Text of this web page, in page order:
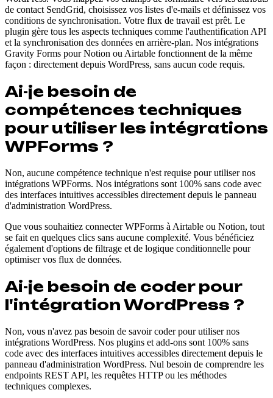
de contact SendGrid, choisissez vos listes d'e-mails et définissez vos
conditions de synchronisation. Votre flux de travail est prêt. Le
plugin gère tous les aspects techniques comme l'authentification API
et la synchronisation des données en arrière-plan. Nos intégrations
Gravity Forms pour Notion ou Airtable fonctionnent de la même
façon : directement depuis WordPress, sans aucun code requis.
Ai-je besoin de
compétences techniques
pour utiliser les intégrations
WPForms ?
Non, aucune compétence technique n'est requise pour utiliser nos
intégrations WPForms. Nos intégrations sont 100% sans code avec
des interfaces intuitives accessibles directement depuis le panneau
d'administration WordPress.
Que vous souhaitiez connecter WPForms à Airtable ou Notion, tout
se fait en quelques clics sans aucune complexité. Vous bénéficiez
également d'options de filtrage et de logique conditionnelle pour
optimiser vos flux de données.
Ai-je besoin de coder pour
l'intégration WordPress ?
Non, vous n'avez pas besoin de savoir coder pour utiliser nos
intégrations WordPress. Nos plugins et add-ons sont 100% sans
code avec des interfaces intuitives accessibles directement depuis le
panneau d'administration WordPress. Nul besoin de comprendre les
endpoints REST API, les requêtes HTTP ou les méthodes
techniques complexes.